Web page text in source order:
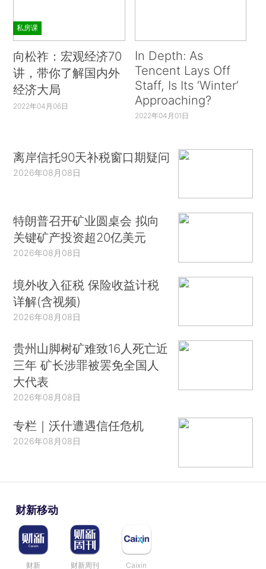
私房课
向松祚：宏观经济70
讲，带你了解国内外
经济大局
2022年04月06日
In Depth: As
Tencent Lays Off
Staff, Is Its ‘Winter’
Approaching?
2022年04月01日
离岸信托90天补税窗口期疑问
2026年08月08日
特朗普召开矿业圆桌会 拟向
关键矿产投资超20亿美元
2026年08月08日
境外收入征税 保险收益计税
详解(含视频)
2026年08月08日
贵州山脚树矿难致16人死亡近
三年 矿长涉罪被罢免全国人
大代表
2026年08月08日
专栏｜沃什遭遇信任危机
2026年08月08日
财新移动
财新 财新周刊 Caixin